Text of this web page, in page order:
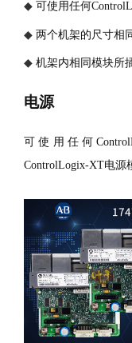
◆ 可使用任何
◆ 两个机架的尺寸相
◆ 机架内相同模块所
电源
可使用任何
ControlLogix-XT电源